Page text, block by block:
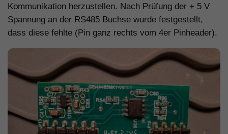
Kommunikation herzustellen. Nach Prüfung der + 5 V
Spannung an der RS485 Buchse wurde festgestellt,
dass diese fehlte (Pin ganz rechts vom 4er Pinheader).